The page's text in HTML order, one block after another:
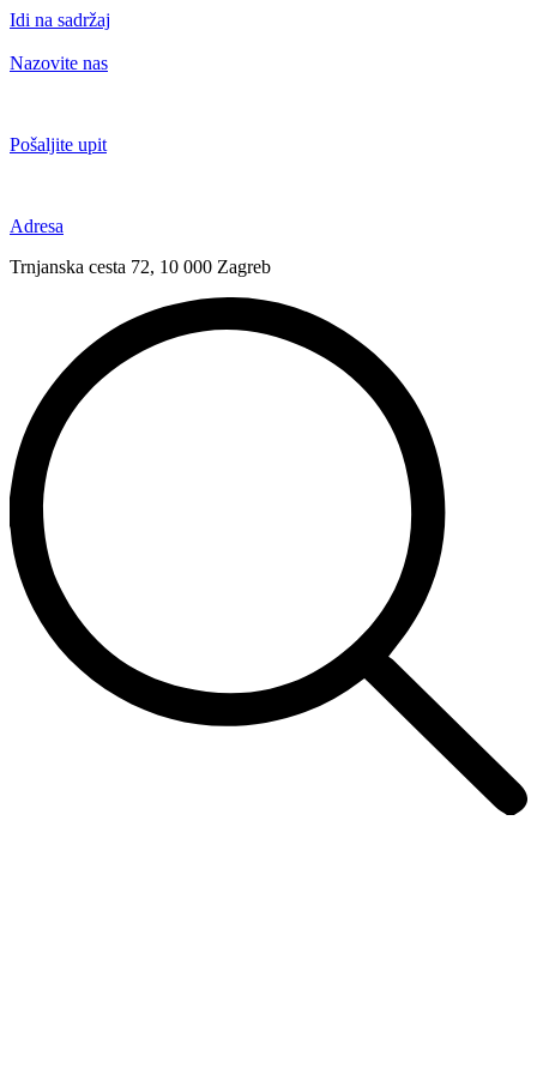
Idi na sadržaj
Nazovite nas
Pošaljite upit
Adresa
Trnjanska cesta 72, 10 000 Zagreb